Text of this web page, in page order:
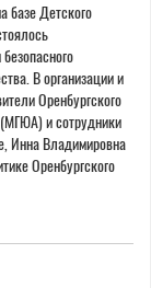
базе Детского
В организации и
Оренбургского
и сотрудники
Инна Владимировна
Оренбургского